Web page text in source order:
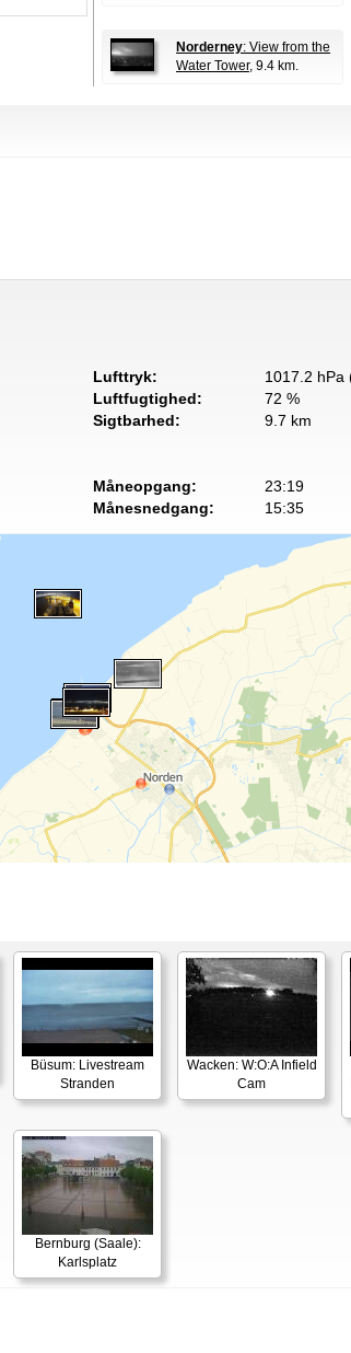
Norderney: View from the
Water Tower, 9.4 km.
Lufttryk:
1017.2 hPa
Luftfugtighed:
72 %
Sigtbarhed:
9.7 km
Måneopgang:
23:19
Månesnedgang:
15:35
Büsum: Livestream
Stranden
Wacken: W:O:A Infield
Cam
Bernburg (Saale):
Karlsplatz